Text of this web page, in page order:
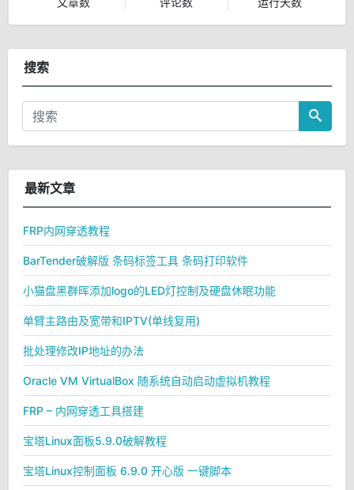
搜索
最新文章
FRP内网穿透教程
BarTender破解版 条码标签工具 条码打印软件
小猫盘黑群晖添加logo的LED灯控制及硬盘休眠功能
单臂主路由及宽带和IPTV(单线复用)
批处理修改IP地址的办法
Oracle VM VirtualBox 随系统自动启动虚拟机教程
FRP – 内网穿透工具搭建
宝塔Linux面板5.9.0破解教程
宝塔Linux控制面板 6.9.0 开心版 一键脚本